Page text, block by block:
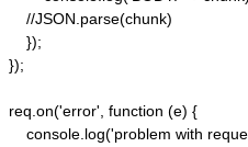
    //JSON.parse(chunk)
    });
});
req.on('error', function (e) {
console.log('problem with